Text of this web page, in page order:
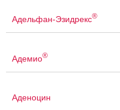
Адельфан-Эзидрекс®
Адемио®
Аденоцин